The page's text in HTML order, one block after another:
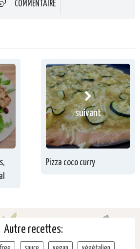
COMMENTAIRE
suivant
Pizza coco curry
Autre recettes: